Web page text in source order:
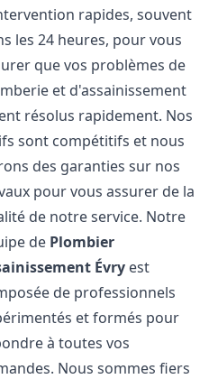
rapides, souvent
les 24 heures, pour vous
que vos problèmes de
et d'assainissement
résolus rapidement. Nos
sont compétitifs et nous
des garanties sur nos
pour vous assurer de la
de notre service. Notre
de Plombier
Évry est
de professionnels
et formés pour
à toutes vos
Nous sommes fiers